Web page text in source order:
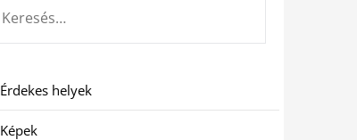
Érdekes helyek
Képek